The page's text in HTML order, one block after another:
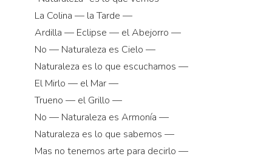
La Colina — la Tarde —
Ardilla — Eclipse — el Abejorro —
No — Naturaleza es Cielo —
Naturaleza es lo que escuchamos —
El Mirlo — el Mar —
Trueno — el Grillo —
No — Naturaleza es Armonía —
Naturaleza es lo que sabemos —
Mas no tenemos arte para decirlo —